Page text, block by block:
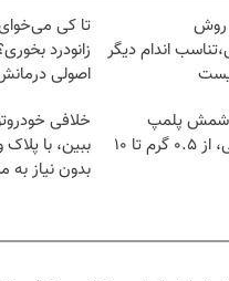
روش
اندام دیگر
تا کی
زانودرد
اصولی
شمش پلمپ
طلاسی، از ۰.۵ گرم تا ۱۰
خلافی
ببین، با
بدون نیاز به
۱۴۰۵